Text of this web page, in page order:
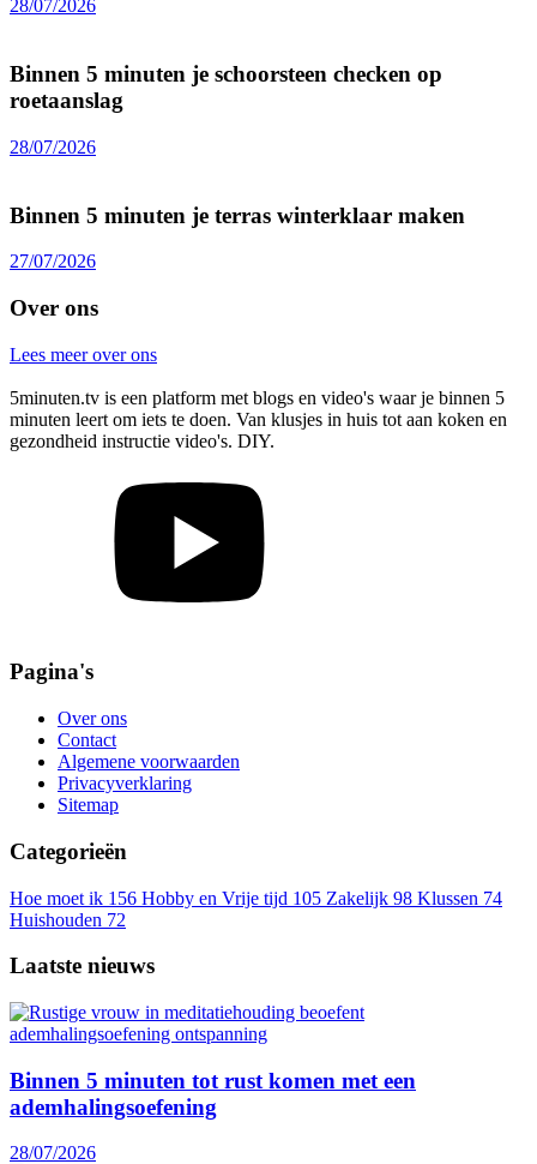
28/07/2026
Binnen 5 minuten je schoorsteen checken op
roetaanslag
28/07/2026
Binnen 5 minuten je terras winterklaar maken
27/07/2026
Over ons
Lees meer over ons
5minuten.tv is een platform met blogs en video's waar je binnen 5
minuten leert om iets te doen. Van klusjes in huis tot aan koken en
gezondheid instructie video's. DIY.
Pagina's
Over ons
Contact
Algemene voorwaarden
Privacyverklaring
Sitemap
Categorieën
Hoe moet ik 156 Hobby en Vrije tijd 105 Zakelijk 98 Klussen 74
Huishouden 72
Laatste nieuws
Binnen 5 minuten tot rust komen met een
ademhalingsoefening
28/07/2026